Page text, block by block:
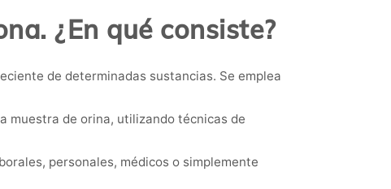
¿En qué consiste?
de determinadas sustancias. Se emplea
muestra de orina, utilizando técnicas de
personales, médicos o simplemente